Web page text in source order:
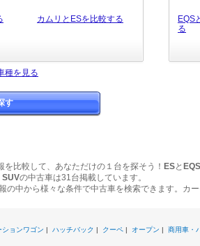
カムリとESを比較する
EQS
る
種を見る
す
比較して、あなただけの１台を探そう！ ESと
SUVの中古車は31台掲載しています。
中から様々な条件で中古車を検索できます。カ
ションワゴン | ハッチバック | クーペ | オープン | 商用車・